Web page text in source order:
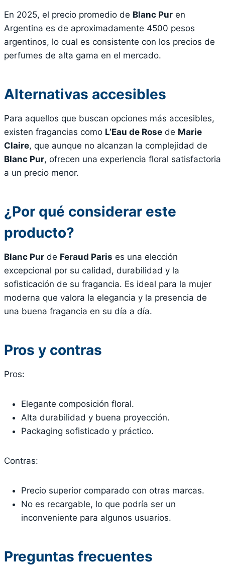
En 2025, el precio promedio de Blanc Pur en
Argentina es de aproximadamente 4500 pesos
argentinos, lo cual es consistente con los precios de
perfumes de alta gama en el mercado.
Alternativas accesibles
Para aquellos que buscan opciones más accesibles,
existen fragancias como L’Eau de Rose de Marie
Claire, que aunque no alcanzan la complejidad de
Blanc Pur, ofrecen una experiencia floral satisfactoria
a un precio menor.
¿Por qué considerar este
producto?
Blanc Pur de Feraud Paris es una elección
excepcional por su calidad, durabilidad y la
sofisticación de su fragancia. Es ideal para la mujer
moderna que valora la elegancia y la presencia de
una buena fragancia en su día a día.
Pros y contras
Pros:
Elegante composición floral.
Alta durabilidad y buena proyección.
Packaging sofisticado y práctico.
Contras:
Precio superior comparado con otras marcas.
No es recargable, lo que podría ser un
inconveniente para algunos usuarios.
Preguntas frecuentes